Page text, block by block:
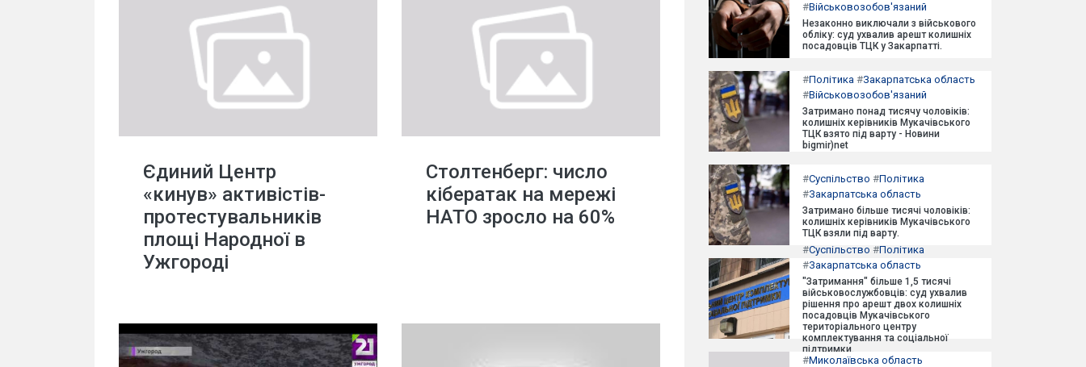
Єдиний Центр
«кинув» активістів-
протестувальників
площі Народної в
Ужгороді
Столтенберг: число
кібератак на мережі
НАТО зросло на 60%
#Військовозобов'язаний
Незаконно виключали з військового
обліку: суд ухвалив арешт колишніх
посадовців ТЦК у Закарпатті.
#Політика #Закарпатська область
#Військовозобов'язаний
Затримано понад тисячу чоловіків:
колишніх керівників Мукачівського
ТЦК взято під варту - Новини
bigmir)net
#Суспільство #Політика
#Закарпатська область
Затримано більше тисячі чоловіків:
колишніх керівників Мукачівського
ТЦК взяли під варту.
#Суспільство #Політика
#Закарпатська область
"Затримання" більше 1,5 тисячі
військовослужбовців: суд ухвалив
рішення про арешт двох колишніх
посадовців Мукачівського
територіального центру
комплектування та соціальної
підтримки.
#Миколаївська область